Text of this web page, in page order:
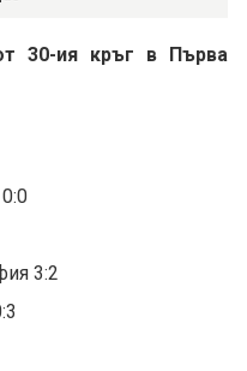
30-ия кръг в Първа
3:2